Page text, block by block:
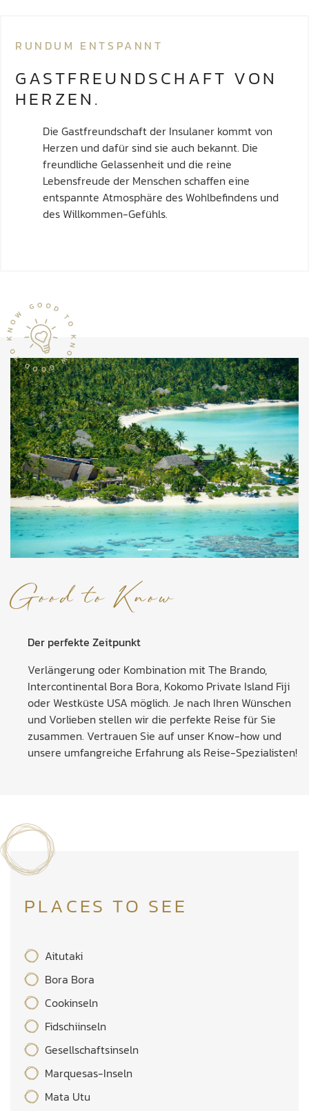
RUNDUM ENTSPANNT
GASTFREUNDSCHAFT VON
HERZEN.
Die Gastfreundschaft der Insulaner kommt von
Herzen und dafür sind sie auch bekannt. Die
freundliche Gelassenheit und die reine
Lebensfreude der Menschen schaffen eine
entspannte Atmosphäre des Wohlbefindens und
des Willkommen-Gefühls.
Good to Know
Der perfekte Zeitpunkt
Verlängerung oder Kombination mit The Brando,
Intercontinental Bora Bora, Kokomo Private Island Fiji
oder Westküste USA möglich. Je nach Ihren Wünschen
und Vorlieben stellen wir die perfekte Reise für Sie
zusammen. Vertrauen Sie auf unser Know-how und
unsere umfangreiche Erfahrung als Reise-Spezialisten!
PLACES TO SEE
Aitutaki
Bora Bora
Cookinseln
Fidschiinseln
Gesellschaftsinseln
Marquesas-Inseln
Mata Utu